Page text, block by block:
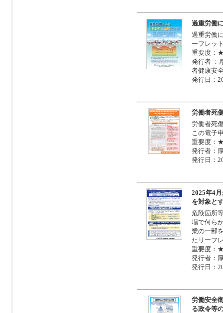
過重労働
過重労働
ーフレッ
重要度
発行者 ：
者健康安
発行日：
労働者死
労働者死
この電子
重要度
発行者：
発行日：
2025年4
を対象と
危険箇所
場で何ら
業の一部
たリーフ
重要度
発行者：
発行日：
労働安全
る政令等